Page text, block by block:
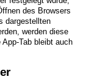
des Browsers
dargestellten
werden diese
Tab bleibt auch